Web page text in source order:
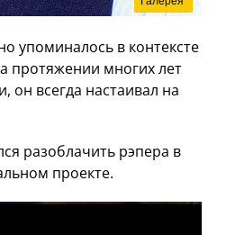
упоминалось в контексте
протяжении многих лет
он всегда настаивал на
разоблачить рэпера в
проекте.